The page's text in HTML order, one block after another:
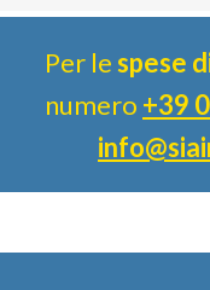
Per lespese
numero +39